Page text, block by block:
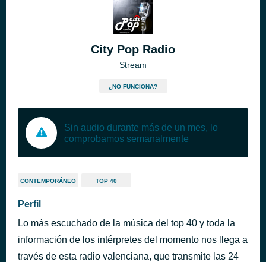
City Pop Radio
Stream
¿NO FUNCIONA?
Sin audio durante más de un mes, lo
comprobamos semanalmente
CONTEMPORÁNEO TOP 40
Perfil
Lo más escuchado de la música del top 40 y toda la
información de los intérpretes del momento nos llega a
través de esta radio valenciana, que transmite las 24